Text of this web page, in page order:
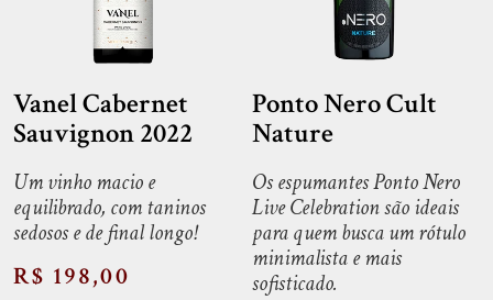
Vanel Cabernet
Sauvignon 2022
Um vinho macio e
equilibrado, com taninos
sedosos e de final longo!
R$ 198,00
Ponto Nero Cult
Nature
Os espumantes Ponto Nero
Live Celebration são ideais
para quem busca um rótulo
minimalista e mais
sofisticado.